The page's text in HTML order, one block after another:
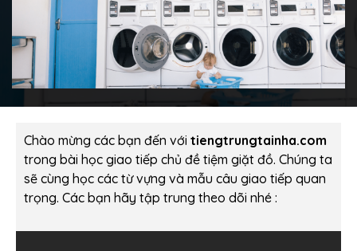
Chào mừng các bạn đến với tiengtrungtainha.com
trong bài học giao tiếp chủ đề tiệm giặt đồ. Chúng ta
sẽ cùng học các từ vựng và mẫu câu giao tiếp quan
trọng. Các bạn hãy tập trung theo dõi nhé :